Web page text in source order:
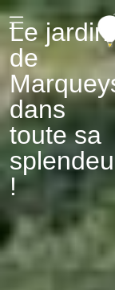
Le jardin
de
dans
toute sa
!